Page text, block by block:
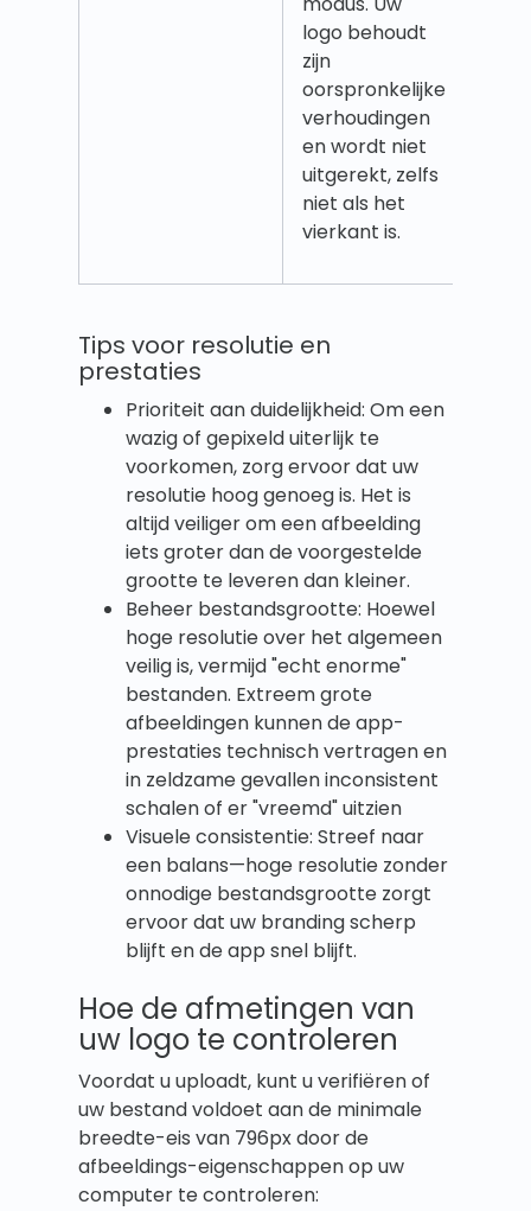
logo behoudt
zijn
oorspronkelijke
verhoudingen
en wordt niet
uitgerekt, zelfs
niet als het
vierkant is.
Tips voor resolutie en
prestaties
Prioriteit aan duidelijkheid: Om een
wazig of gepixeld uiterlijk te
voorkomen, zorg ervoor dat uw
resolutie hoog genoeg is. Het is
altijd veiliger om een afbeelding
iets groter dan de voorgestelde
grootte te leveren dan kleiner.
Beheer bestandsgrootte: Hoewel
hoge resolutie over het algemeen
veilig is, vermijd "echt enorme"
bestanden. Extreem grote
afbeeldingen kunnen de app-
prestaties technisch vertragen en
in zeldzame gevallen inconsistent
schalen of er "vreemd" uitzien
Visuele consistentie: Streef naar
een balans—hoge resolutie zonder
onnodige bestandsgrootte zorgt
ervoor dat uw branding scherp
blijft en de app snel blijft.
Hoe de afmetingen van
uw logo te controleren
Voordat u uploadt, kunt u verifiëren of
uw bestand voldoet aan de minimale
breedte-eis van 796px door de
afbeeldings-eigenschappen op uw
computer te controleren: